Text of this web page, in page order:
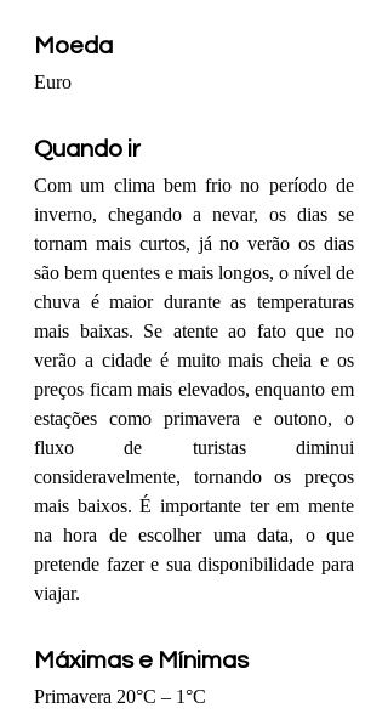
Moeda
Euro
Quando ir
Com um clima bem frio no período de
inverno, chegando a nevar, os dias se
tornam mais curtos, já no verão os dias
são bem quentes e mais longos, o nível de
chuva é maior durante as temperaturas
mais baixas. Se atente ao fato que no
verão a cidade é muito mais cheia e os
preços ficam mais elevados, enquanto em
estações como primavera e outono, o
fluxo de turistas diminui
consideravelmente, tornando os preços
mais baixos. É importante ter em mente
na hora de escolher uma data, o que
pretende fazer e sua disponibilidade para
viajar.
Máximas e Mínimas
Primavera 20°C – 1°C